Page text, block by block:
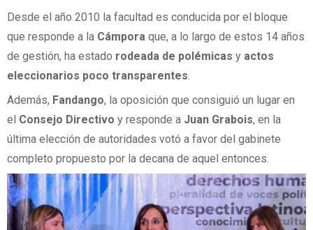
Desde el año 2010 la facultad es conducida por el bloque
que responde a la Cámpora que, a lo largo de estos 14 años
de gestión, ha estado rodeada de polémicas y actos
eleccionarios poco transparentes.
Además, Fandango, la oposición que consiguió un lugar en
el Consejo Directivo y responde a Juan Grabois, en la
última elección de autoridades votó a favor del gabinete
completo propuesto por la decana de aquel entonces.